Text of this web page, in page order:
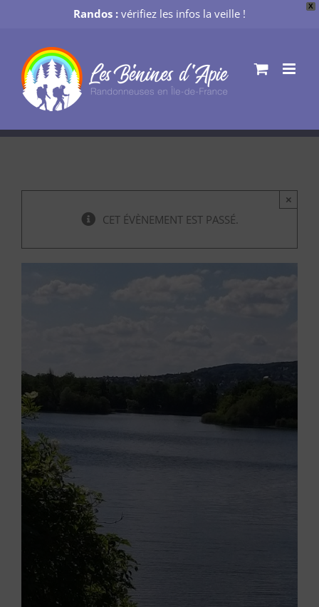
X
Randos : vérifiez les infos la veille !
contenu
CET ÉVÈNEMENT EST PASSÉ.
×